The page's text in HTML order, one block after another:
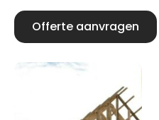
Offerte aanvragen